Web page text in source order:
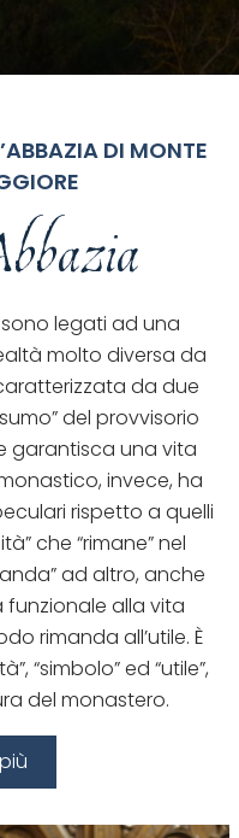
DI MONTE
legati ad una
molto diversa da
da due
del provvisorio
garantisca una vita
invece, ha
rispetto a quelli
che “rimane” nel
ad altro, anche
funzionale alla vita
rimanda all’utile. È
“simbolo” ed “utile”,
del monastero.